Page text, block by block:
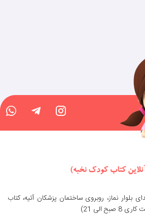
بلوار نماز، روبروی ساختمان پزشکان آتیه، کتاب
الی 21)